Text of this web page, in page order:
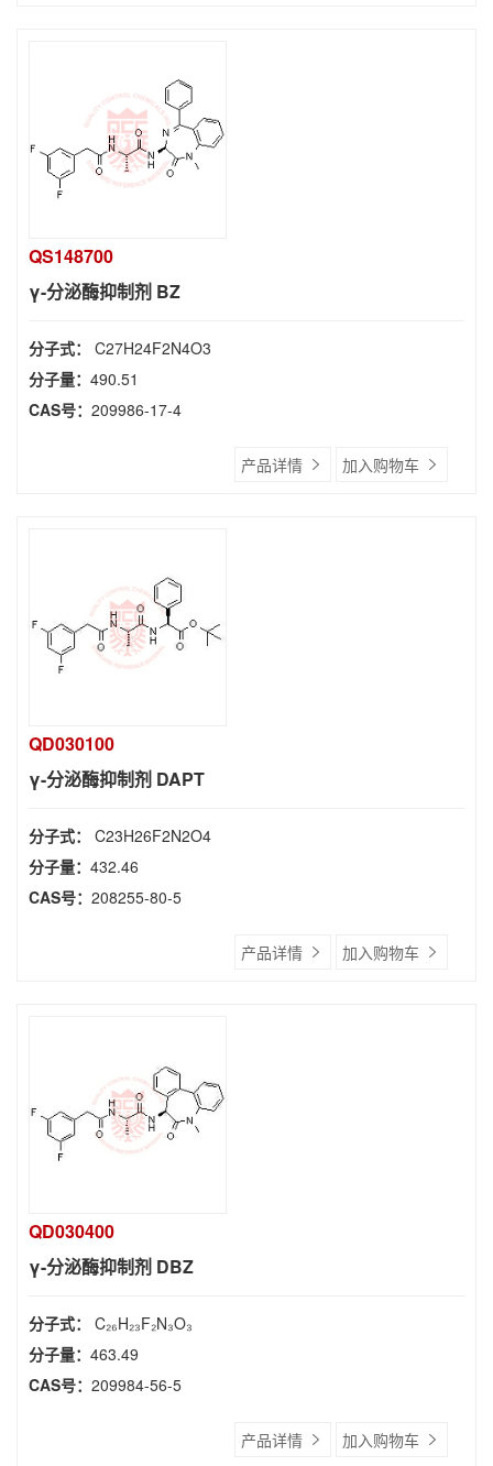
QS148700
γ-分泌酶抑制剂 BZ
分子式： C27H24F2N4O3
分子量： 490.51
CAS号： 209986-17-4
产品详情 加入购物车
QD030100
γ-分泌酶抑制剂 DAPT
分子式： C23H26F2N2O4
分子量： 432.46
CAS号： 208255-80-5
产品详情 加入购物车
QD030400
γ-分泌酶抑制剂 DBZ
分子式： C₂₆H₂₃F₂N₃O₃
分子量： 463.49
CAS号： 209984-56-5
产品详情 加入购物车